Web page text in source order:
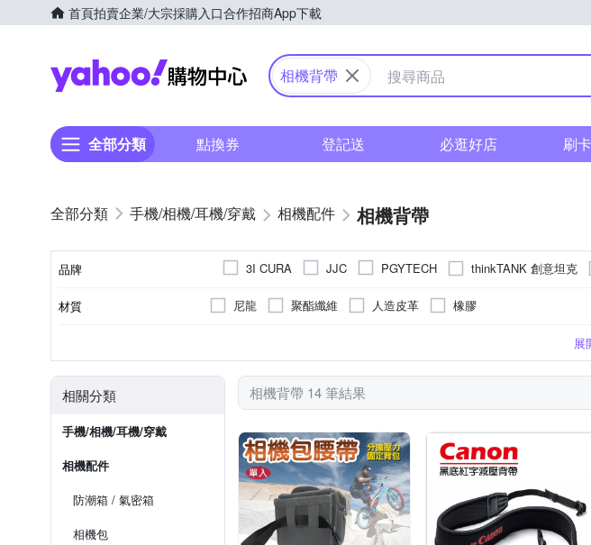
首頁拍賣企業/大宗採購入口合作招商App下載
Yahoo購物中心
相機背帶
全部分類 點換券 登記送 必逛好店 刷
手機/相機/耳機/穿戴 相機配件 相機背帶
品牌 3I CURA JJC PGYTECH thinkTANK 創意坦克
材質 尼龍 聚酯纖維 人造皮革 橡膠
展
相關分類
手機/相機/耳機/穿戴
相機配件
防潮箱 / 氣密箱
相機包
相機背帶 14 筆結果